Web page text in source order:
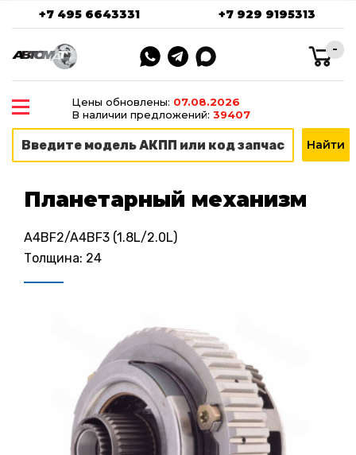
+7 495 6643331 +7 929 9195313
-
Цены обновлены: 07.08.2026
В наличии предложений: 39407
Планетарный механизм
A4BF2/A4BF3 (1.8L/2.0L)
Толщина: 24